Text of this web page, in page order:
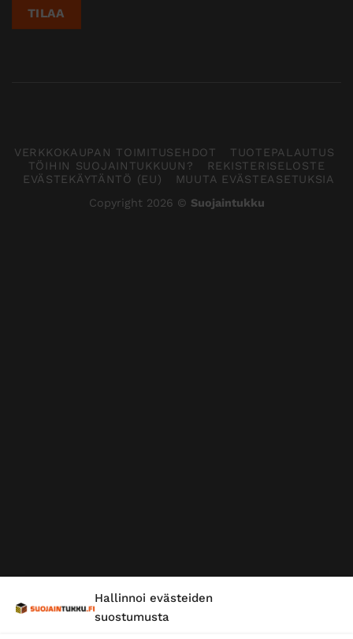
Hallinnoi evästeiden
suostumusta
VERKKOKAUPAN TOIMITUSEHDOT
TUOTEPALAUTUS
TÖIHIN SUOJAINTUKKUUN?
REKISTERISELOSTE
EVÄSTEKÄYTÄNTÖ (EU)
MUUTA EVÄSTEASETUKSIA
Copyright 2026 © Suojaintukku